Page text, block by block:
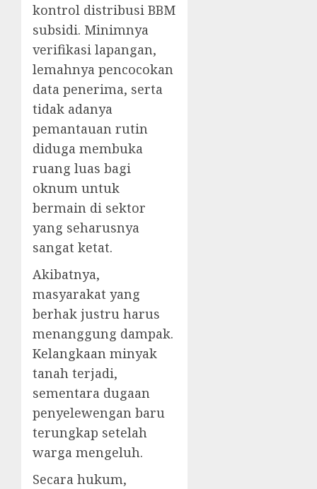
kontrol distribusi BBM
subsidi. Minimnya
verifikasi lapangan,
lemahnya pencocokan
data penerima, serta
tidak adanya
pemantauan rutin
diduga membuka
ruang luas bagi
oknum untuk
bermain di sektor
yang seharusnya
sangat ketat.
Akibatnya,
masyarakat yang
berhak justru harus
menanggung dampak.
Kelangkaan minyak
tanah terjadi,
sementara dugaan
penyelewengan baru
terungkap setelah
warga mengeluh.
Secara hukum,